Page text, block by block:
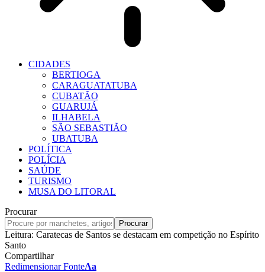
CIDADES
BERTIOGA
CARAGUATATUBA
CUBATÃO
GUARUJÁ
ILHABELA
SÃO SEBASTIÃO
UBATUBA
POLÍTICA
POLÍCIA
SAÚDE
TURISMO
MUSA DO LITORAL
Procurar
Leitura: Caratecas de Santos se destacam em competição no Espírito
Santo
Compartilhar
Redimensionar FonteAa